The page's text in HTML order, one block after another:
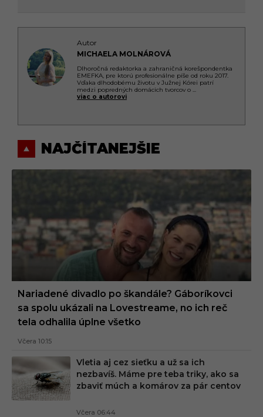
Autor
MICHAELA MOLNÁROVÁ
Dlhoročná redaktorka a zahraničná korešpondentka
EMEFKA, pre ktorú profesionálne píše od roku 2017.
Vďaka dlhodobému životu v Južnej Kórei patrí
medzi popredných domácich tvorcov o ...
viac o autorovi
NAJČÍTANEJŠIE
Nariadené divadlo po škandále? Gáboríkovci
sa spolu ukázali na Lovestreame, no ich reč
tela odhalila úplne všetko
Včera 10:15
Vletia aj cez sieťku a už sa ich
nezbavíš. Máme pre teba triky, ako sa
zbaviť múch a komárov za pár centov
Včera 06:44